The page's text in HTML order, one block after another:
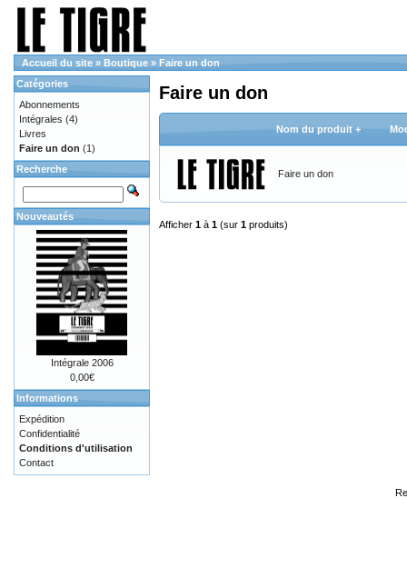
Accueil du site » Boutique » Faire un don
Faire un don
Nom du produit +
Faire un don
Afficher 1 à 1 (sur 1 produits)
Catégories
Abonnements
Intégrales (4)
Livres
Faire un don (1)
Recherche
Nouveautés
Intégrale 2006
0,00€
Informations
Expédition
Confidentialité
Conditions d'utilisation
Contact